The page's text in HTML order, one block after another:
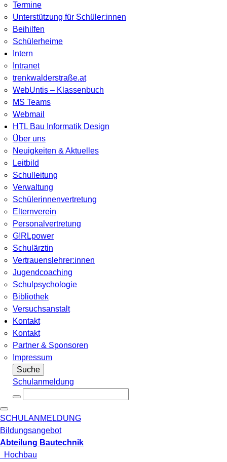
Termine
Unterstützung für Schüler:innen
Beihilfen
Schülerheime
Intern
Intranet
trenkwalderstraße.at
WebUntis – Klassenbuch
MS Teams
Webmail
HTL Bau Informatik Design
Über uns
Neuigkeiten & Aktuelles
Leitbild
Schulleitung
Verwaltung
Schülerinnenvertretung
Elternverein
Personalvertretung
G!RLpower
Schulärztin
Vertrauenslehrer:innen
Jugendcoaching
Schulpsychologie
Bibliothek
Versuchsanstalt
Kontakt
Kontakt
Partner & Sponsoren
Impressum
Suche
Schulanmeldung
SCHULANMELDUNG
Bildungsangebot
Abteilung Bautechnik
Hochbau